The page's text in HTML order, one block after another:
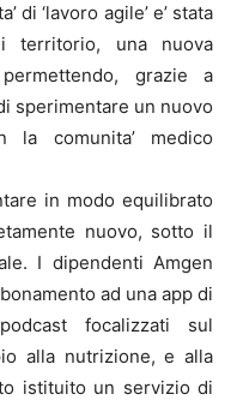
di ‘lavoro agile’ e’ stata
territorio, una nuova
grazie a
sperimentare un nuovo
la comunita’ medico
in modo equilibrato
nuovo, sotto il
I dipendenti Amgen
ad una app di
focalizzati sul
alla nutrizione, e alla
istituito un servizio di